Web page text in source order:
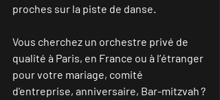
proches sur la piste de danse.
Vous cherchez un orchestre privé de
qualité à Paris, en France ou à l’étranger
pour votre mariage, comité
d'entreprise, anniversaire, Bar-mitzvah ?